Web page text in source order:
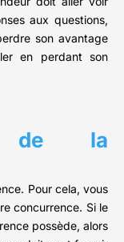
aux questions,
son avantage
en perdant son
de la
Pour cela, vous
concurrence. Si le
possède, alors